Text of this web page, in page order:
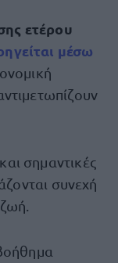
ετέρου
μέσω
και σημαντικές
συνεχή